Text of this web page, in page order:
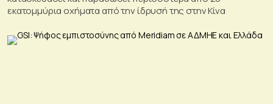
εκατομμύρια οχήματα από την ίδρυσή της στην Κίνα